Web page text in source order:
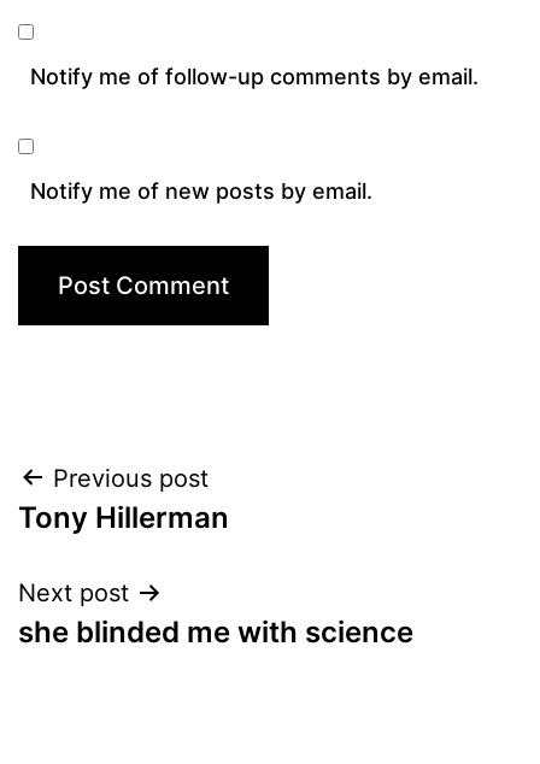
Notify me of follow-up comments by email.
Notify me of new posts by email.
Post
navigation
Previous post
Tony Hillerman
Next post
she blinded me with science